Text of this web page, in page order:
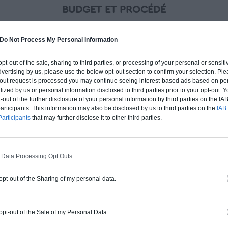
Do Not Process My Personal Information
out of the sale, sharing to third parties, or processing of your personal or
by us, please use the below opt-out section to confirm your selection.
request is processed you may continue seeing interest-based ads based on
by us or personal information disclosed to third parties prior to your opt-out.
of the further disclosure of your personal information by third parties on the
This information may also be disclosed by us to third parties on the
that may further disclose it to other third parties.
Processing Opt Outs
opt-out of the Sharing of my personal data.
opt-out of the Sale of my Personal Data.
BUDGET ET PROCÉDÉ
type de livraison souhaité : auto-construction, clos
Auto-construction Clos couvert Clé en main
Construction ossature bois
Chiffrage estimatif pour : Fondations et
normes standards. Construction en
gamme. Le prix "clé en main" inclut le gros
et clôture.